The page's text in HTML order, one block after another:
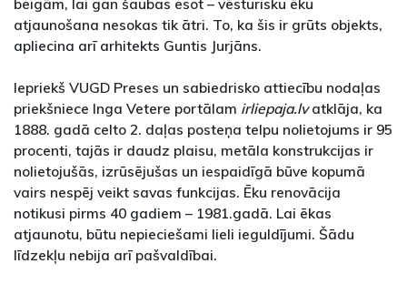
atjaunošana nesokas tik ātri. To, ka šis ir grūts objekts,
apliecina arī arhitekts Guntis Jurjāns.
Iepriekš VUGD Preses un sabiedrisko attiecību nodaļas
priekšniece Inga Vetere portālam irliepaja.lvatklāja, ka
1888. gadā celto 2. daļas posteņa telpu nolietojums ir 95
procenti, tajās ir daudz plaisu, metāla konstrukcijas ir
nolietojušās, izrūsējušas un iespaidīgā būve kopumā
vairs nespēj veikt savas funkcijas. Ēku renovācija
notikusi pirms 40 gadiem – 1981.gadā. Lai ēkas
atjaunotu, būtu nepieciešami lieli ieguldījumi. Šādu
līdzekļu nebija arī pašvaldībai.